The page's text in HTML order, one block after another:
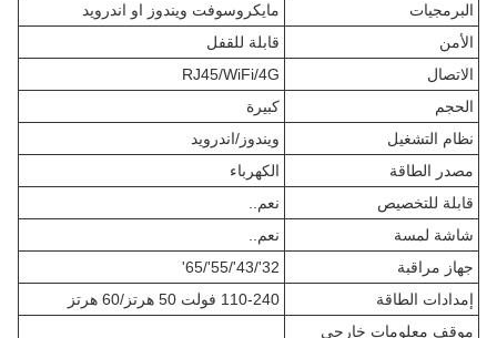
البرمجيات
مايكروسوفت ويندوز او اندرويد
الأمن
قابلة للقفل
الاتصال
RJ45/WiFi/4G
الحجم
كبيرة
نظام التشغيل
ويندوز/اندرويد
مصدر الطاقة
الكهرباء
قابلة للتخصيص
نعم..
شاشة لمسة
نعم..
جهاز مراقبة
32'/43'/55'/65'
إمدادات الطاقة
110-240 فولت 50 هرتز/60 هرتز
موقف معلومات خارجي